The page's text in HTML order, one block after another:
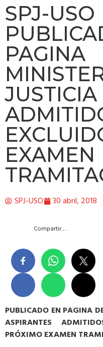
SPJ-
EXAMEN
SPJ-USO 30 abril, 2018
Compartir….
PUBLICADO EN PAGINA
ASPIRANTES
PRÓXIMO EXAMEN